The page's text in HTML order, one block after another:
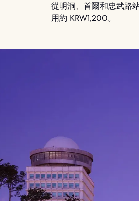
從明洞、首爾和忠武路
用約 KRW1,200。